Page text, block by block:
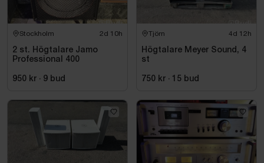
Stockholm 2d 10h
2 st. Högtalare Jamo
Professional 400
950 kr · 9 bud
Tjörn 4d 12h
Högtalare Meyer Sound, 4
st
750 kr · 15 bud